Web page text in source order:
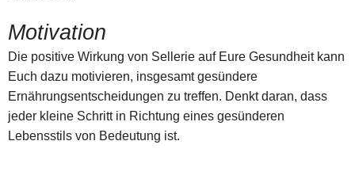
Motivation
Die positive Wirkung von Sellerie auf Eure Gesundheit kann
Euch dazu motivieren, insgesamt gesündere
Ernährungsentscheidungen zu treffen. Denkt daran, dass
jeder kleine Schritt in Richtung eines gesünderen
Lebensstils von Bedeutung ist.